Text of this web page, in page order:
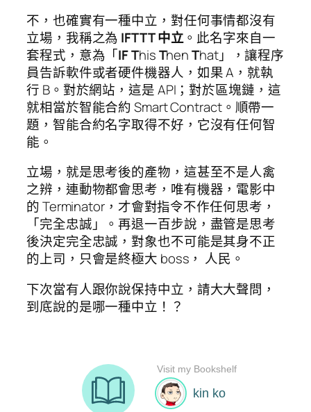
不，也確實有一種中立，對任何事情都沒有
立場，我稱之為 IFTTT 中立。此名字來自一
套程式，意為「IFThisThenThat」，讓程序
員告訴軟件或者硬件機器人，如果 A，就執
行 B。對於網站，這是 API；對於區塊鏈，這
就相當於智能合約 Smart Contract。順帶一
題，智能合約名字取得不好，它沒有任何智
能。
立場，就是思考後的產物，這甚至不是人禽
之辨，連動物都會思考，唯有機器，電影中
的 Terminator，才會對指令不作任何思考，
「完全忠誠」。再退一百步說，盡管是思考
後決定完全忠誠，對象也不可能是其身不正
的上司，只會是終極大 boss， 人民。
下次當有人跟你說保持中立，請大大聲問，
到底說的是哪一種中立！？